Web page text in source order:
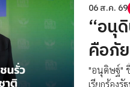
06 ส.ค. 69
“อนุ
คือภั
"อนุดิษฐ์"
เรียกร้อง